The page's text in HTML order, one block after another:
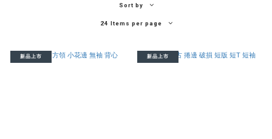
Sort by
24 Items per page
新品上市 新品上市